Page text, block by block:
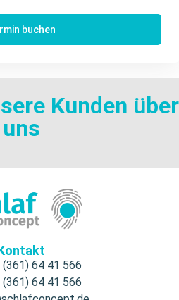
buchen
Kunden über
uns
(361) 64 41 566
(361) 64 41 566